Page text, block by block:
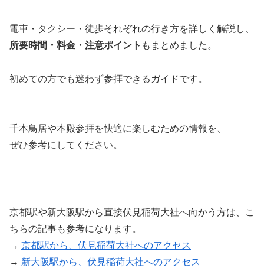
電車・タクシー・徒歩それぞれの行き方を詳しく解説し、
所要時間・料金・注意ポイント もまとめました。
初めての方でも迷わず参拝できるガイドです。
千本鳥居や本殿参拝を快適に楽しむための情報を、
ぜひ参考にしてください。
京都駅や新大阪駅から直接伏見稲荷大社へ向かう方は、こ
ちらの記事も参考になります。
→ 京都駅から、伏見稲荷大社へのアクセス
→ 新大阪駅から、伏見稲荷大社へのアクセス